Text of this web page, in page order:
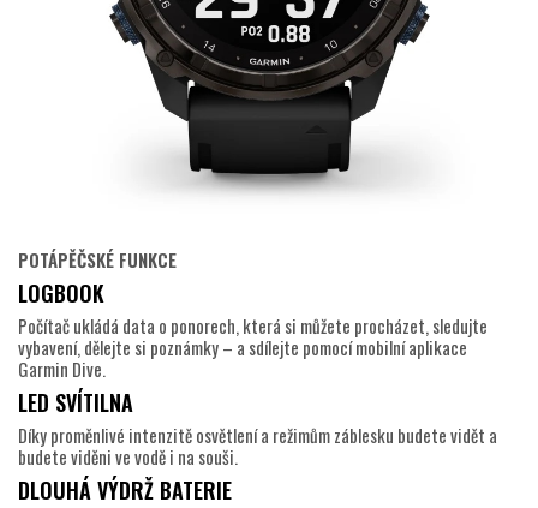
POTÁPĚČSKÉ FUNKCE
LOGBOOK
Počítač ukládá data o ponorech, která si můžete procházet, sledujte
vybavení, dělejte si poznámky – a sdílejte pomocí mobilní aplikace
Garmin Dive.
LED SVÍTILNA
Díky proměnlivé intenzitě osvětlení a režimům záblesku budete vidět a
budete viděni ve vodě i na souši.
DLOUHÁ VÝDRŽ BATERIE